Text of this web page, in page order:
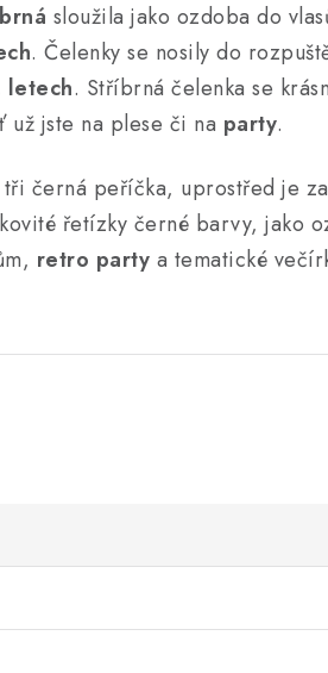
sloužila jako ozdoba do
. Čelenky se nosily do
letech. Stříbrná čelenka se
jste na plese či na party.
černá peříčka, uprostřed je
řetízky černé barvy, jako
retro party a tematické